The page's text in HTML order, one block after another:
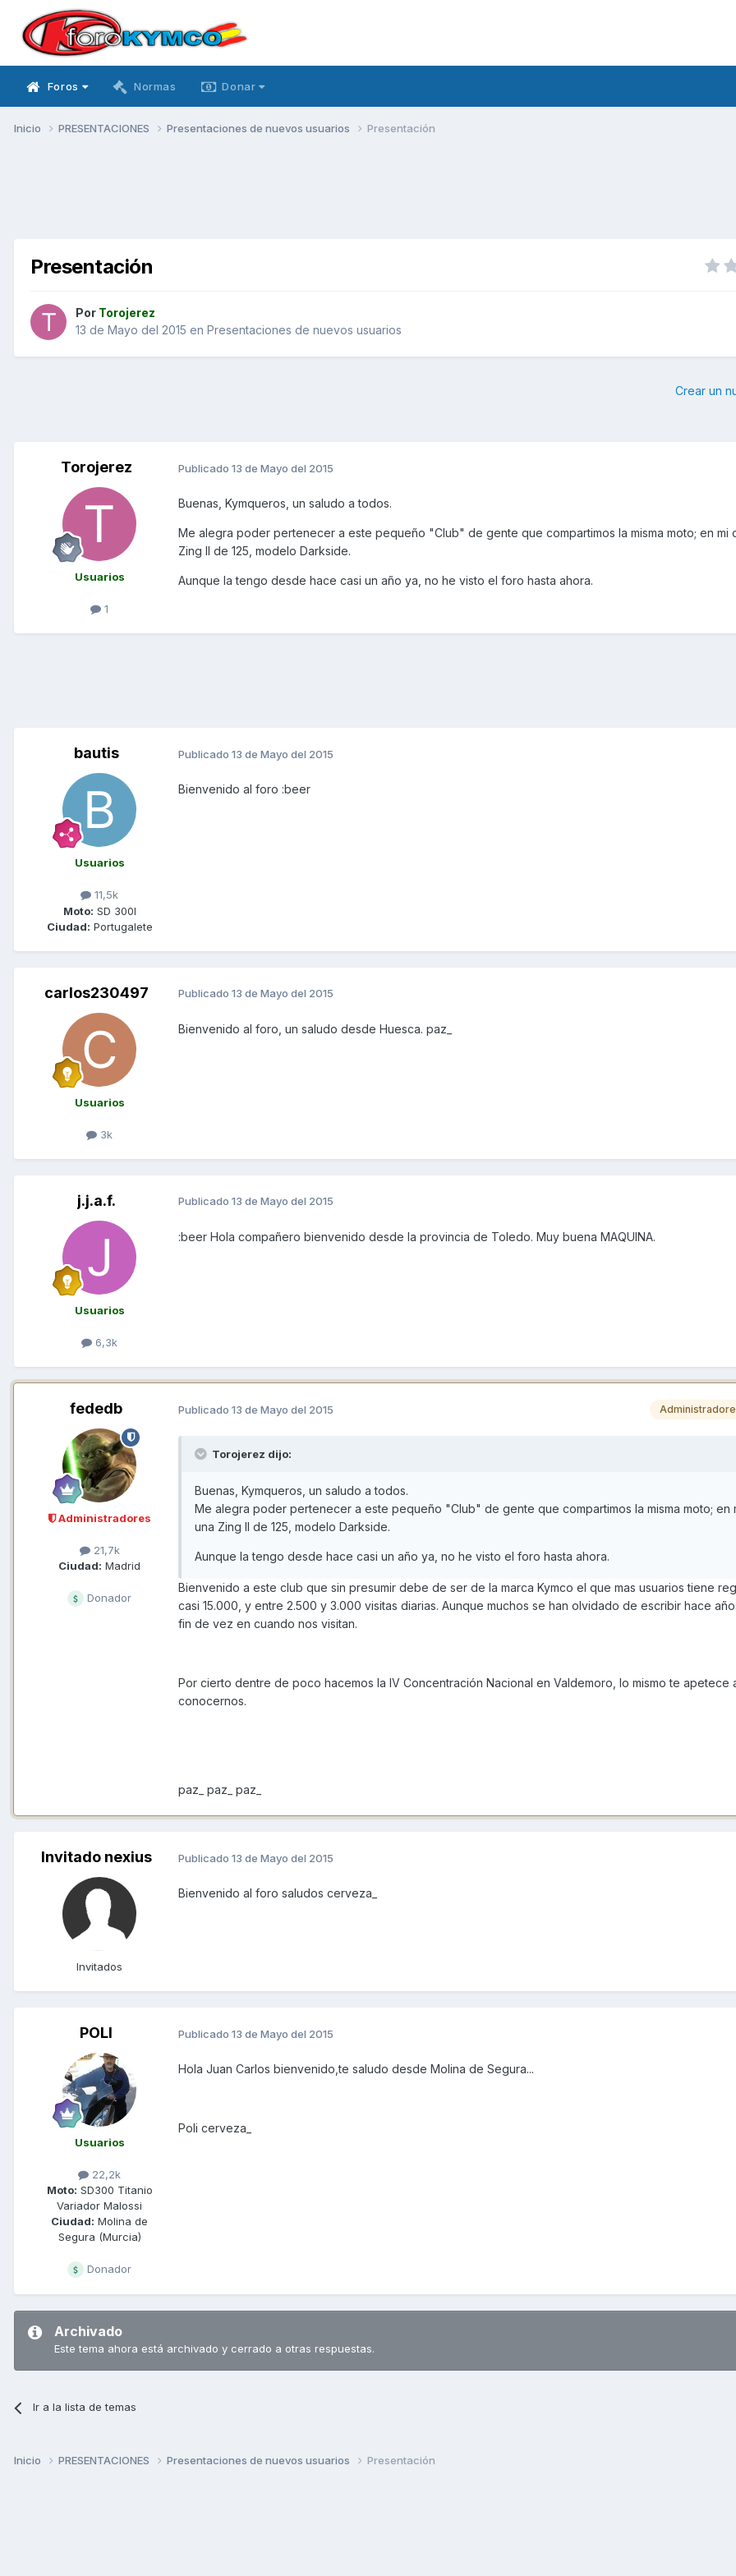
Foros Normas Donar
Inicio PRESENTACIONES Presentaciones de nuevos usuarios Presentación
Presentación
Por Torojerez
13 de Mayo del 2015 en Presentaciones de nuevos usuarios
Crear un
Torojerez
Usuarios
1
Publicado 13 de Mayo del 2015
Buenas, Kymqueros, un saludo a todos.
Me alegra poder pertenecer a este pequeño "Club" de gente que compartimos la misma moto; en mi
Zing II de 125, modelo Darkside.
Aunque la tengo desde hace casi un año ya, no he visto el foro hasta ahora.
bautis
Usuarios
11,5k
Moto: SD 300I
Ciudad: Portugalete
Publicado 13 de Mayo del 2015
Bienvenido al foro :beer
carlos230497
Usuarios
3k
Publicado 13 de Mayo del 2015
Bienvenido al foro, un saludo desde Huesca. paz_
j.j.a.f.
Usuarios
6,3k
Publicado 13 de Mayo del 2015
:beer Hola compañero bienvenido desde la provincia de Toledo. Muy buena MAQUINA.
fededb
Administradores
21,7k
Ciudad: Madrid
Donador
Publicado 13 de Mayo del 2015
Torojerez dijo:
Buenas, Kymqueros, un saludo a todos.
Me alegra poder pertenecer a este pequeño "Club" de gente que compartimos la misma moto; en
una Zing II de 125, modelo Darkside.
Aunque la tengo desde hace casi un año ya, no he visto el foro hasta ahora.
Bienvenido a este club que sin presumir debe de ser de la marca Kymco el que mas usuarios tiene
casi 15.000, y entre 2.500 y 3.000 visitas diarias. Aunque muchos se han olvidado de escribir hace
fin de vez en cuando nos visitan.
Por cierto dentre de poco hacemos la IV Concentración Nacional en Valdemoro, lo mismo te apetece
conocernos.
paz_ paz_ paz_
Invitado nexius
Invitados
Publicado 13 de Mayo del 2015
Bienvenido al foro saludos cerveza_
POLI
Usuarios
22,2k
Moto: SD300 Titanio
Variador Malossi
Ciudad: Molina de
Segura (Murcia)
Donador
Publicado 13 de Mayo del 2015
Hola Juan Carlos bienvenido,te saludo desde Molina de Segura...
Poli cerveza_
Archivado
Este tema ahora está archivado y cerrado a otras respuestas.
Ir a la lista de temas
Inicio PRESENTACIONES Presentaciones de nuevos usuarios Presentación